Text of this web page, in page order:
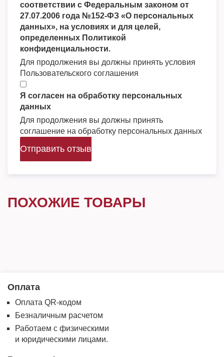
соответствии с Федеральным законом от
27.07.2006 года №152-ФЗ «О персональных
данных», на условиях и для целей,
определенных Политикой
конфиденциальности.
Для продолжения вы должны принять условия
Пользовательского соглашения
Я согласен на обработку персональных
данных
Для продолжения вы должны принять
соглашение на обработку персональных данных
Отправить отзыв
ПОХОЖИЕ ТОВАРЫ
Оплата
Оплата QR-кодом
Безналичным расчетом
Работаем с физическими
и юридическими лицами.